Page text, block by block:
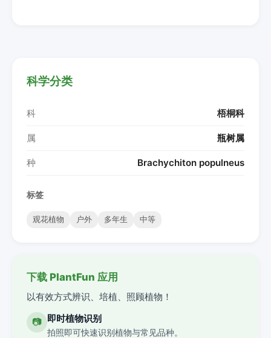
科学分类
科 梧桐科
属 瓶树属
种 Brachychiton populneus
标签
观花植物 户外 多年生 中等
下载 PlantFun 应用
以有效方式辨识、培植、照顾植物！
📷 即时植物识别
拍照即可快速识别植物与常见品种。